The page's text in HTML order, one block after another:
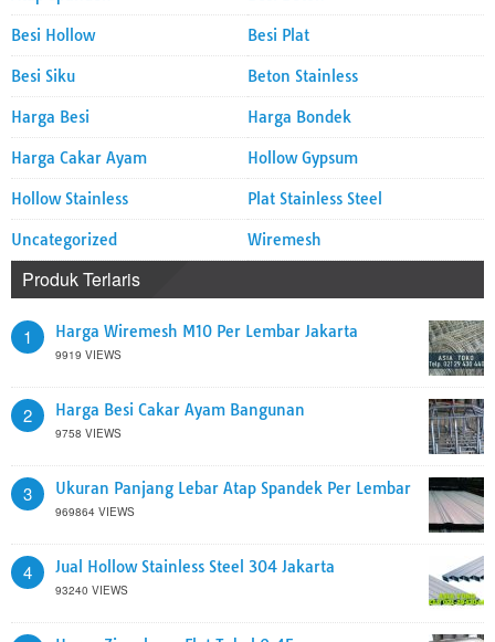
Besi Hollow Besi Plat
Besi Siku Beton Stainless
Harga Besi Harga Bondek
Harga Cakar Ayam Hollow Gypsum
Hollow Stainless Plat Stainless Steel
Uncategorized Wiremesh
Produk Terlaris
1 Harga Wiremesh M10 Per Lembar Jakarta
9919 VIEWS
2 Harga Besi Cakar Ayam Bangunan
9758 VIEWS
3 Ukuran Panjang Lebar Atap Spandek Per Lembar
969864 VIEWS
4 Jual Hollow Stainless Steel 304 Jakarta
93240 VIEWS